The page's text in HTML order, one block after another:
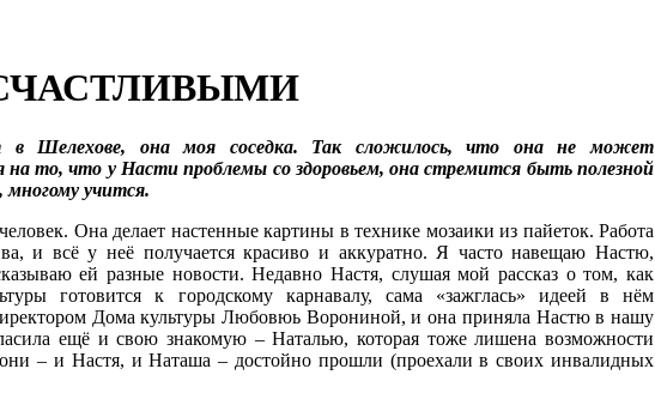
в Шелехове, она моя соседка. Так сложилось, что она не может
то, что у Насти проблемы со здоровьем, она стремится быть полезной
многому учится.
Она делает настенные картины в технике мозаики из пайеток. Работа
и всё у неё получается красиво и аккуратно. Я часто навещаю Настю,
ей разные новости. Недавно Настя, слушая мой рассказ о том, как
готовится к городскому карнавалу, сама «зажглась» идеей в нём
Дома культуры Любовюь Ворониной, и она приняла Настю в нашу
ещё и свою знакомую – Наталью, которая тоже лишена возможности
они – и Настя, и Наташа – достойно прошли (проехали в своих инвалидных